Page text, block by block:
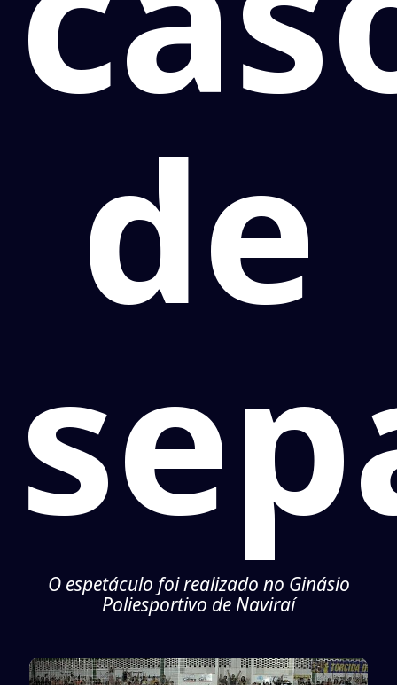
de
O espetáculo foi realizado no Ginásio
Poliesportivo de Naviraí